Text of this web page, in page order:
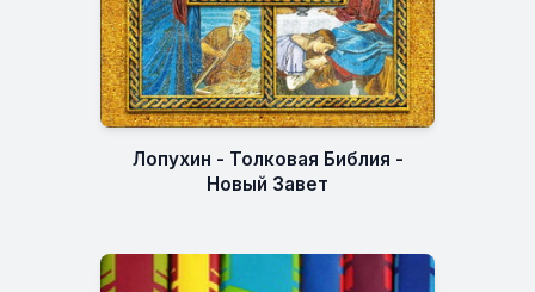
Лопухин - Толковая Библия -
Новый Завет